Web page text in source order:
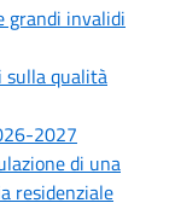
grandi invalidi
sulla qualità
2027
di una
residenziale